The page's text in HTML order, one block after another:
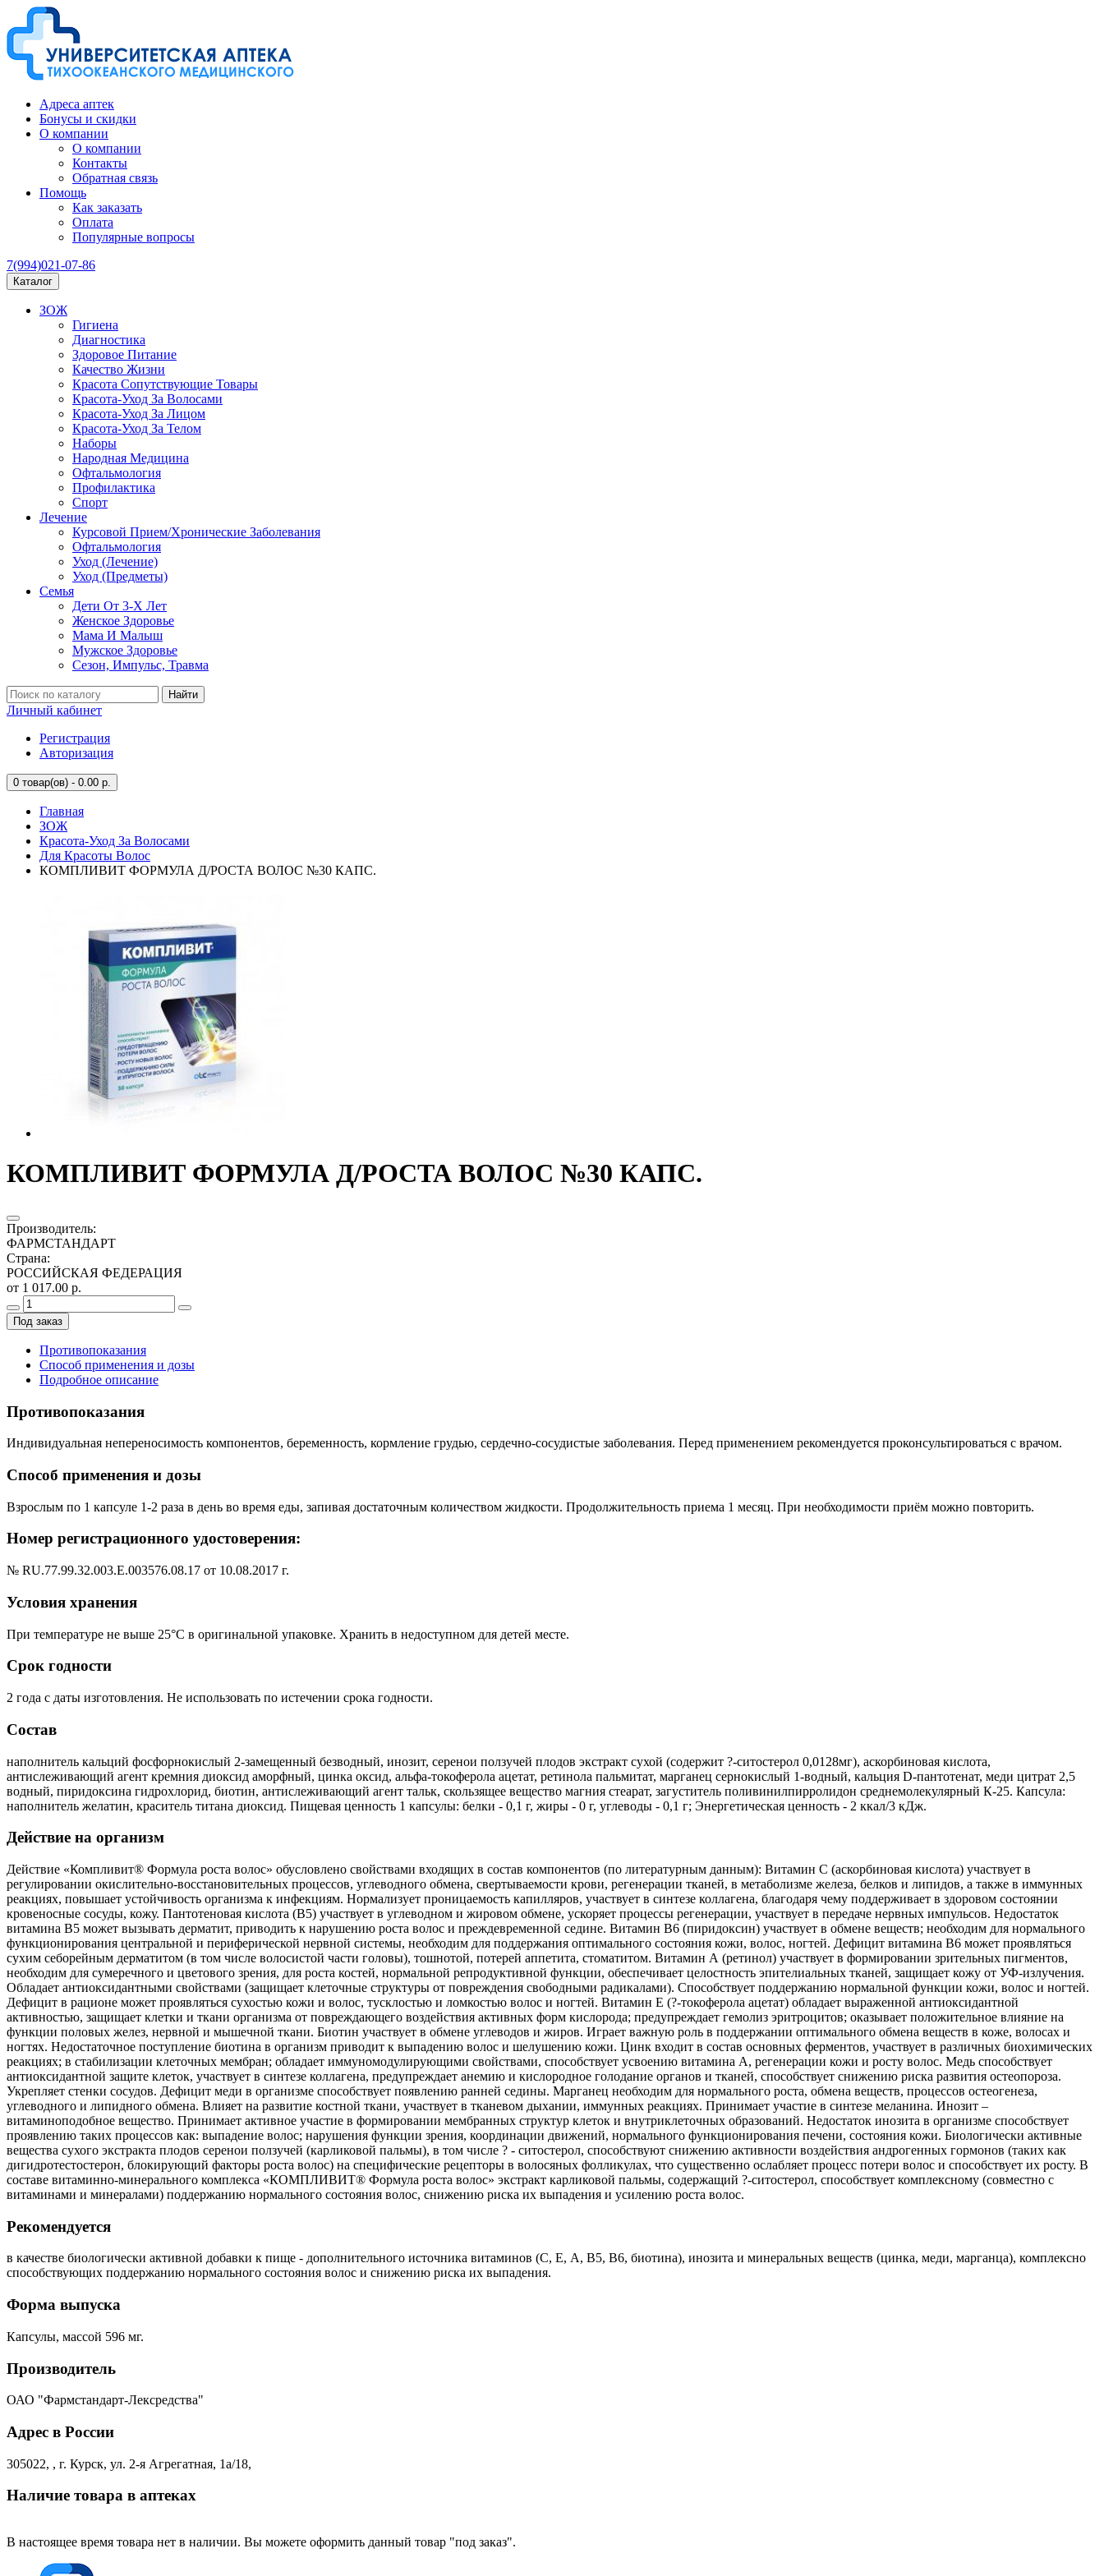
Адреса аптек
Бонусы и скидки
О компании
О компании
Контакты
Обратная связь
Помощь
Как заказать
Оплата
Популярные вопросы
7(994)021-07-86
Каталог
ЗОЖ
Гигиена
Диагностика
Здоровое Питание
Качество Жизни
Красота Сопутствующие Товары
Красота-Уход За Волосами
Красота-Уход За Лицом
Красота-Уход За Телом
Наборы
Народная Медицина
Офтальмология
Профилактика
Спорт
Лечение
Курсовой Прием/Хронические Заболевания
Офтальмология
Уход (Лечение)
Уход (Предметы)
Семья
Дети От 3-Х Лет
Женское Здоровье
Мама И Малыш
Мужское Здоровье
Сезон, Импульс, Травма
Найти
Личный кабинет
Регистрация
Авторизация
0 товар(ов) - 0.00 р.
Главная
ЗОЖ
Красота-Уход За Волосами
Для Красоты Волос
КОМПЛИВИТ ФОРМУЛА Д/РОСТА ВОЛОС №30 КАПС.
КОМПЛИВИТ ФОРМУЛА Д/РОСТА ВОЛОС №30 КАПС.
Производитель:
ФАРМСТАНДАРТ
Страна:
РОССИЙСКАЯ ФЕДЕРАЦИЯ
от 1 017.00 р.
Под заказ
Противопоказания
Способ применения и дозы
Подробное описание
Противопоказания
Индивидуальная непереносимость компонентов, беременность, кормление грудью, сердечно-сосудистые заболевания. Перед применением рекомендуется проконсультироваться с врачом.
Способ применения и дозы
Взрослым по 1 капсуле 1-2 раза в день во время еды, запивая достаточным количеством жидкости. Продолжительность приема 1 месяц. При необходимости приём можно повторить.
Номер регистрационного удостоверения:
№ RU.77.99.32.003.E.003576.08.17 от 10.08.2017 г.
Условия хранения
При температуре не выше 25°С в оригинальной упаковке. Хранить в недоступном для детей месте.
Срок годности
2 года с даты изготовления. Не использовать по истечении срока годности.
Состав
наполнитель кальций фосфорнокислый 2-замещенный безводный, инозит, серенои ползучей плодов экстракт сухой (содержит ?-ситостерол 0,0128мг), аскорбиновая кислота,
антислеживающий агент кремния диоксид аморфный, цинка оксид, альфа-токоферола ацетат, ретинола пальмитат, марганец сернокислый 1-водный, кальция D-пантотенат, меди цитрат 2,5
водный, пиридоксина гидрохлорид, биотин, антислеживающий агент тальк, скользящее вещество магния стеарат, загуститель поливинилпирролидон среднемолекулярный К-25. Капсула:
наполнитель желатин, краситель титана диоксид. Пищевая ценность 1 капсулы: белки - 0,1 г, жиры - 0 г, углеводы - 0,1 г; Энергетическая ценность - 2 ккал/3 кДж.
Действие на организм
Действие «Компливит® Формула роста волос» обусловлено свойствами входящих в состав компонентов (по литературным данным): Витамин С (аскорбиновая кислота) участвует в
регулировании окислительно-восстановительных процессов, углеводного обмена, свертываемости крови, регенерации тканей, в метаболизме железа, белков и липидов, а также в иммунных
реакциях, повышает устойчивость организма к инфекциям. Нормализует проницаемость капилляров, участвует в синтезе коллагена, благодаря чему поддерживает в здоровом состоянии
кровеносные сосуды, кожу. Пантотеновая кислота (В5) участвует в углеводном и жировом обмене, ускоряет процессы регенерации, участвует в передаче нервных импульсов. Недостаток
витамина В5 может вызывать дерматит, приводить к нарушению роста волос и преждевременной седине. Витамин В6 (пиридоксин) участвует в обмене веществ; необходим для нормального
функционирования центральной и периферической нервной системы, необходим для поддержания оптимального состояния кожи, волос, ногтей. Дефицит витамина В6 может проявляться
сухим себорейным дерматитом (в том числе волосистой части головы), тошнотой, потерей аппетита, стоматитом. Витамин А (ретинол) участвует в формировании зрительных пигментов,
необходим для сумеречного и цветового зрения, для роста костей, нормальной репродуктивной функции, обеспечивает целостность эпителиальных тканей, защищает кожу от УФ-излучения.
Обладает антиоксидантными свойствами (защищает клеточные структуры от повреждения свободными радикалами). Способствует поддержанию нормальной функции кожи, волос и ногтей.
Дефицит в рационе может проявляться сухостью кожи и волос, тусклостью и ломкостью волос и ногтей. Витамин Е (?-токоферола ацетат) обладает выраженной антиоксидантной
активностью, защищает клетки и ткани организма от повреждающего воздействия активных форм кислорода; предупреждает гемолиз эритроцитов; оказывает положительное влияние на
функции половых желез, нервной и мышечной ткани. Биотин участвует в обмене углеводов и жиров. Играет важную роль в поддержании оптимального обмена веществ в коже, волосах и
ногтях. Недостаточное поступление биотина в организм приводит к выпадению волос и шелушению кожи. Цинк входит в состав основных ферментов, участвует в различных биохимических
реакциях; в стабилизации клеточных мембран; обладает иммуномодулирующими свойствами, способствует усвоению витамина А, регенерации кожи и росту волос. Медь способствует
антиоксидантной защите клеток, участвует в синтезе коллагена, предупреждает анемию и кислородное голодание органов и тканей, способствует снижению риска развития остеопороза.
Укрепляет стенки сосудов. Дефицит меди в организме способствует появлению ранней седины. Марганец необходим для нормального роста, обмена веществ, процессов остеогенеза,
углеводного и липидного обмена. Влияет на развитие костной ткани, участвует в тканевом дыхании, иммунных реакциях. Принимает участие в синтезе меланина. Инозит –
витаминоподобное вещество. Принимает активное участие в формировании мембранных структур клеток и внутриклеточных образований. Недостаток инозита в организме способствует
проявлению таких процессов как: выпадение волос; нарушения функции зрения, координации движений, нормального функционирования печени, состояния кожи. Биологически активные
вещества сухого экстракта плодов серенои ползучей (карликовой пальмы), в том числе ? - ситостерол, способствуют снижению активности воздействия андрогенных гормонов (таких как
дигидротестостерон, блокирующий факторы роста волос) на специфические рецепторы в волосяных фолликулах, что существенно ослабляет процесс потери волос и способствует их росту. В
составе витаминно-минерального комплекса «КОМПЛИВИТ® Формула роста волос» экстракт карликовой пальмы, содержащий ?-ситостерол, способствует комплексному (совместно с
витаминами и минералами) поддержанию нормального состояния волос, снижению риска их выпадения и усилению роста волос.
Рекомендуется
в качестве биологически активной добавки к пище - дополнительного источника витаминов (С, Е, А, В5, В6, биотина), инозита и минеральных веществ (цинка, меди, марганца), комплексно
способствующих поддержанию нормального состояния волос и снижению риска их выпадения.
Форма выпуска
Капсулы, массой 596 мг.
Производитель
ОАО "Фармстандарт-Лексредства"
Адрес в России
305022, , г. Курск, ул. 2-я Агрегатная, 1а/18,
Наличие товара в аптеках
В настоящее время товара нет в наличии. Вы можете оформить данный товар "под заказ".